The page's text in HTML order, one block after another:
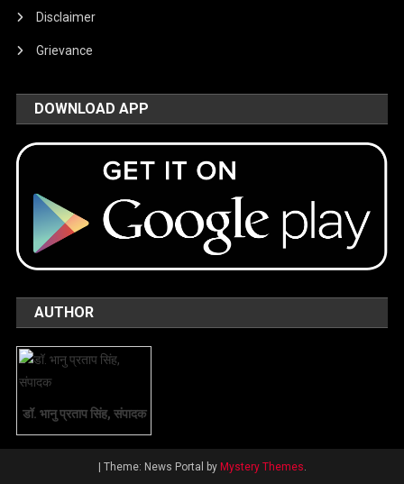
Disclaimer
Grievance
DOWNLOAD APP
AUTHOR
डॉ. भानु प्रताप सिंह, संपादक
Theme: News Portal by Mystery Themes.